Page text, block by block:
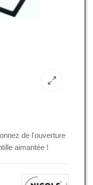
de l'ouverture
aimantée !